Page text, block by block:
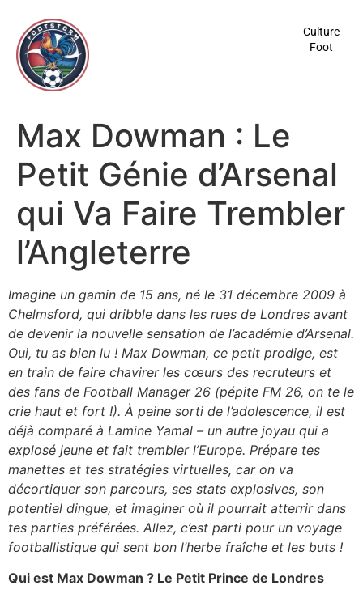
principal
Culture
Foot
Max Dowman : Le
Petit Génie d’Arsenal
qui Va Faire Trembler
l’Angleterre
Imagine un gamin de 15 ans, né le 31 décembre 2009 à
Chelmsford, qui dribble dans les rues de Londres avant
de devenir la nouvelle sensation de l’académie d’Arsenal.
Oui, tu as bien lu ! Max Dowman, ce petit prodige, est
en train de faire chavirer les cœurs des recruteurs et
des fans de Football Manager 26 (pépite FM 26, on te le
crie haut et fort !). À peine sorti de l’adolescence, il est
déjà comparé à Lamine Yamal – un autre joyau qui a
explosé jeune et fait trembler l’Europe. Prépare tes
manettes et tes stratégies virtuelles, car on va
décortiquer son parcours, ses stats explosives, son
potentiel dingue, et imaginer où il pourrait atterrir dans
tes parties préférées. Allez, c’est parti pour un voyage
footballistique qui sent bon l’herbe fraîche et les buts !
Qui est Max Dowman ? Le Petit Prince de Londres